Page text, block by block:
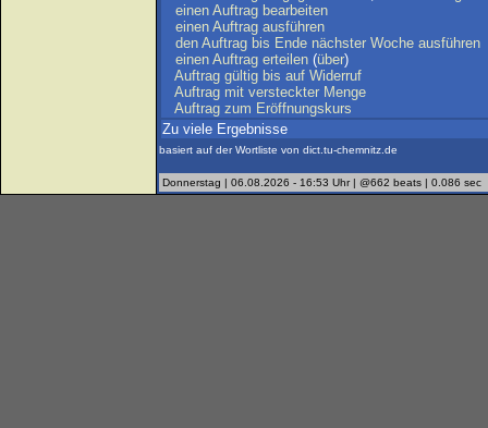
einen Auftrag bearbeiten
einen Auftrag ausführen
den Auftrag bis Ende nächster Woche ausführen
einen Auftrag erteilen (über)
Auftrag gültig bis auf Widerruf
Auftrag mit versteckter Menge
Auftrag zum Eröffnungskurs
Zu viele Ergebnisse
basiert auf der Wortliste von dict.tu-chemnitz.de
Donnerstag | 06.08.2026 - 16:53 Uhr | @662 beats | 0.086 sec